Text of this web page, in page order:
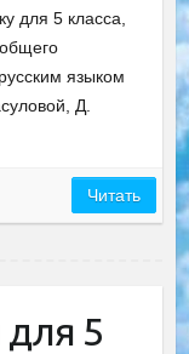
для 5 класса,
языком
Д.
Читать
5